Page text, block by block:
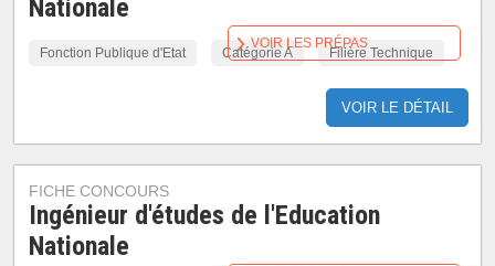
Nationale
Fonction Publique d'Etat Catégorie A Filière Technique
VOIR LE DÉTAIL
VOIR LES PRÉPAS
FICHE CONCOURS
Ingénieur d'études de l'Education
Nationale